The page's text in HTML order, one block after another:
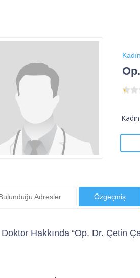
Adresler Özgeçmiş
Doktor Hakkında “Op. Dr. Çetin